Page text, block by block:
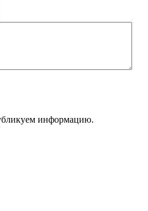
информацию.